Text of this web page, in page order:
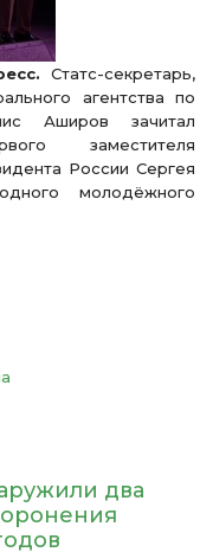
Статс-секретарь,
агентства по
Аширов зачитал
заместителя
России Сергея
молодёжного
два